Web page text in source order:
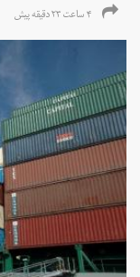
۴ ساعت ۲۳ دقیقه پیش